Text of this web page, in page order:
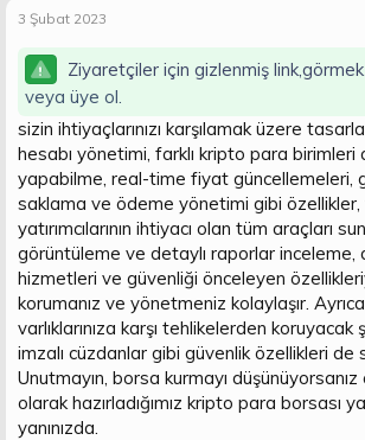
a
ş
a
a
n
a
r
h
i
3 Şubat 2023
Ziyaretçiler için gizlenmiş
veya üye ol.
sizin ihtiyaçlarınızı karşılamak üzere
hesabı yönetimi, farklı kripto para birimleri
yapabilme, real-time fiyat güncellemeleri,
saklama ve ödeme yönetimi gibi
yatırımcılarının ihtiyacı olan tüm araçları
görüntüleme ve detaylı raporlar
hizmetleri ve güvenliği önceleyen
korumanız ve yönetmeniz kolaylaşır.
varlıklarınıza karşı tehlikelerden
imzalı cüzdanlar gibi güvenlik özellikleri de
Unutmayın, borsa kurmayı
olarak hazırladığımız kripto para borsası
yanınızda.